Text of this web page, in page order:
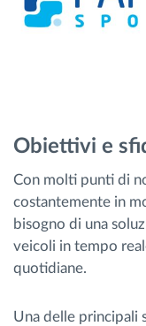
Obiettivi e
Con molti punti di
costantemente in
bisogno di una
veicoli in tempo
quotidiane.
Una delle principali